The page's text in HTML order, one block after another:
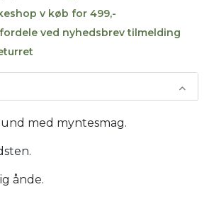
v køb for 499,-
ved nyhedsbrev tilmelding
med myntesmag.
ånde.